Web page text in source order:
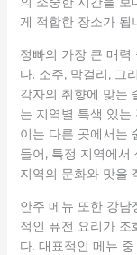
게 적합한 장소가 됩
정빠의 가장 큰 매력
다. 소주, 막걸리, 그
각자의 취향에 맞는
는 지역별 특색 있는
이는 다른 곳에서는
들어, 특정 지역에서
지역의 문화와 맛을
안주 메뉴 또한 강남
적인 퓨전 요리가 조
다. 대표적인 메뉴